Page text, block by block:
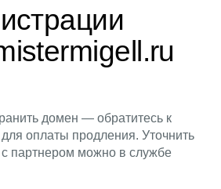
домен — обратитесь к
оплаты продления. Уточнить
с партнером можно в службе